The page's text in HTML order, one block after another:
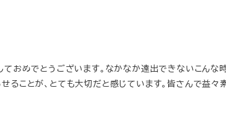
ておめでとうございます。なかなか遠出できないこんな
ることが、とても大切だと感じています。皆さんで益々